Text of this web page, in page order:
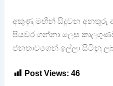
අකුණු මඟින් සිදුවන අනතුරු
පියවර ගන්නා ලෙස
ජනතාවගෙන් ඉල්ලා සිටිනු
Post Views: 46